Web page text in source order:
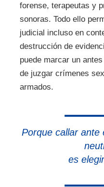
forense, terapeutas y
sonoras. Todo ello
judicial incluso en
destrucción de
puede marcar un
de juzgar crímenes
armados.
Porque callar ante
es